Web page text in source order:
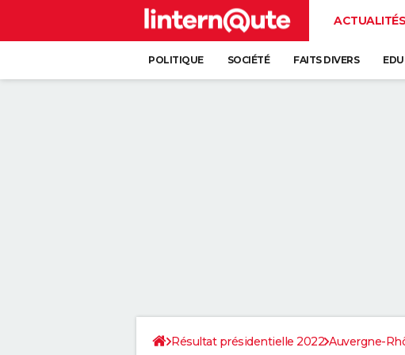
ACTUALITÉS
POLITIQUE SOCIÉTÉ FAITS DIVERS
Résultat présidentielle 2022 Auvergne-